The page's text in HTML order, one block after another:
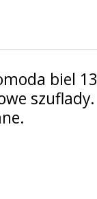
biel 13
szuflady.